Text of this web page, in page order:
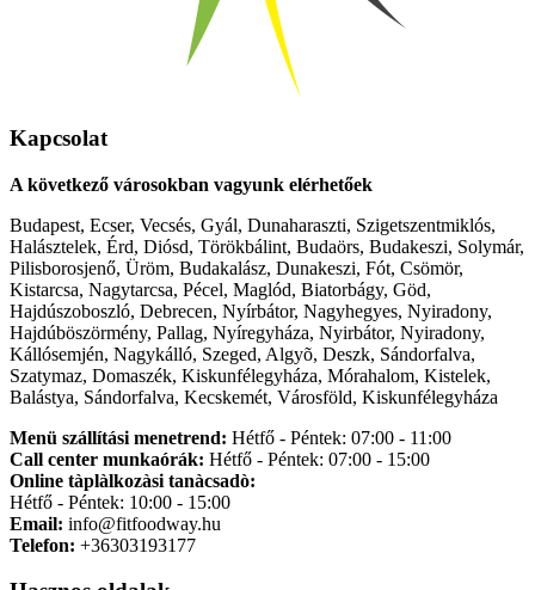
Kapcsolat
A következő városokban vagyunk elérhetőek
Budapest, Ecser, Vecsés, Gyál, Dunaharaszti, Szigetszentmiklós,
Halásztelek, Érd, Diósd, Törökbálint, Budaörs, Budakeszi, Solymár,
Pilisborosjenő, Üröm, Budakalász, Dunakeszi, Fót, Csömör,
Kistarcsa, Nagytarcsa, Pécel, Maglód, Biatorbágy, Göd,
Hajdúszoboszló, Debrecen, Nyírbátor, Nagyhegyes, Nyiradony,
Hajdúböszörmény, Pallag, Nyíregyháza, Nyirbátor, Nyiradony,
Kállósemjén, Nagykálló, Szeged, Algyõ, Deszk, Sándorfalva,
Szatymaz, Domaszék, Kiskunfélegyháza, Mórahalom, Kistelek,
Balástya, Sándorfalva, Kecskemét, Városföld, Kiskunfélegyháza
Menü szállítási menetrend: Hétfő - Péntek: 07:00 - 11:00
Call center munkaórák: Hétfő - Péntek: 07:00 - 15:00
Online tàplàlkozàsi tanàcsadò:
Hétfő - Péntek: 10:00 - 15:00
Email: info@fitfoodway.hu
Telefon: +36303193177